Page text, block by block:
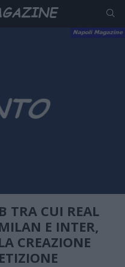
TRA CUI REAL
E INTER,
CREAZIONE